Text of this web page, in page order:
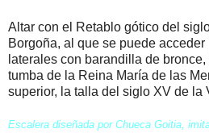
Altar con el Retablo gótico del
Borgoña, al que se puede
laterales con barandilla de
tumba de la Reina María de las
superior, la talla del siglo XV de la
Escalera diseñada por Chueca Goitia,